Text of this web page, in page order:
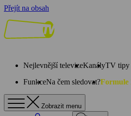
Přejít na obsah
Nejlevnější televizeKanályTV tipy
FunkceNa čem sledovat?
Zobrazit menu